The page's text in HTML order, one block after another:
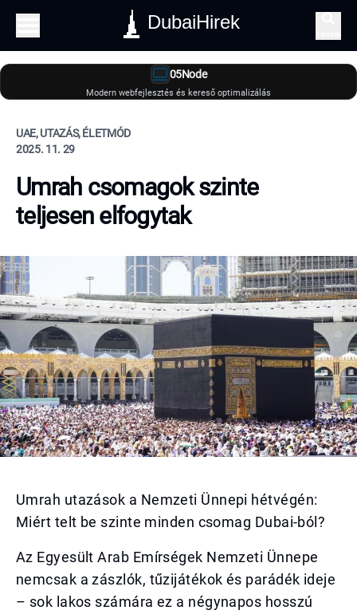
DubaiHirek
05Node
Modern webfejlesztés és kereső optimalizálás
UAE, UTAZÁS, ÉLETMÓD
2025. 11. 29
Umrah csomagok szinte
teljesen elfogytak
Umrah utazások a Nemzeti Ünnepi hétvégén:
Miért telt be szinte minden csomag Dubai-ból?
Az Egyesült Arab Emírségek Nemzeti Ünnepe
nemcsak a zászlók, tűzijátékok és parádék ideje
– sok lakos számára ez a négynapos hosszú